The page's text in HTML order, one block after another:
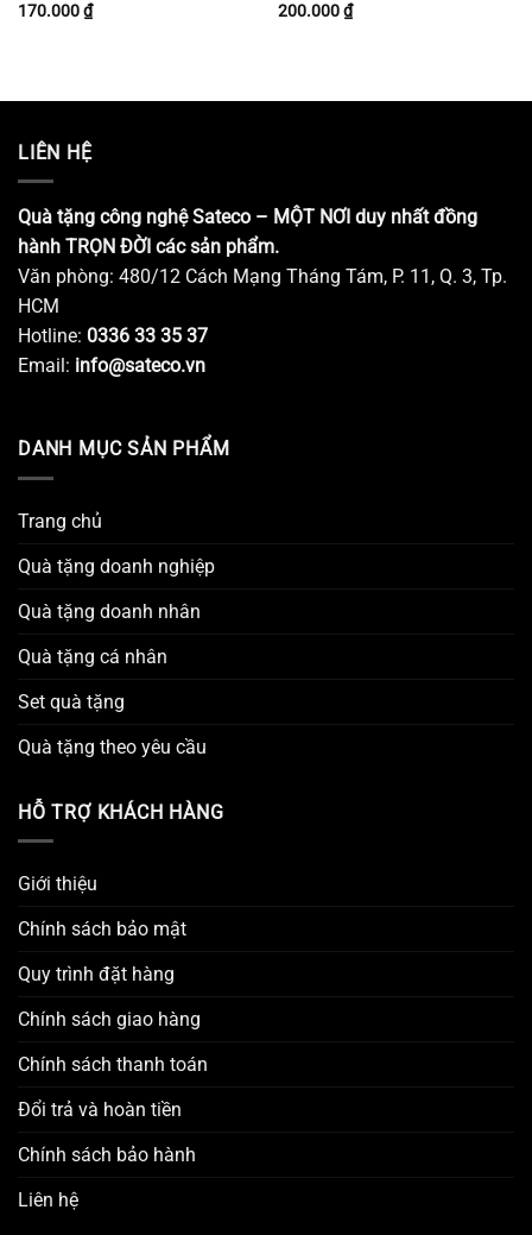
170.000₫ 200.000₫
LIÊN HỆ
Quà tặng công nghệ Sateco – MỘT NƠI duy nhất đồng
hành TRỌN ĐỜI các sản phẩm.
Văn phòng: 480/12 Cách Mạng Tháng Tám, P. 11, Q. 3, Tp.
HCM
Hotline: 0336 33 35 37
Email: info@sateco.vn
DANH MỤC SẢN PHẨM
Trang chủ
Quà tặng doanh nghiệp
Quà tặng doanh nhân
Quà tặng cá nhân
Set quà tặng
Quà tặng theo yêu cầu
HỖ TRỢ KHÁCH HÀNG
Giới thiệu
Chính sách bảo mật
Quy trình đặt hàng
Chính sách giao hàng
Chính sách thanh toán
Đổi trả và hoàn tiền
Chính sách bảo hành
Liên hệ